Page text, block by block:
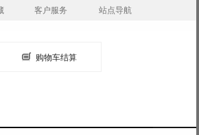
客户服务 站点导航
购物车结算